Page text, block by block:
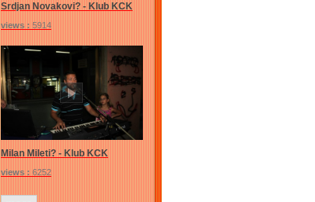
Srdjan Novakovi? - Klub KCK
views : 5914
Milan Mileti? - Klub KCK
views : 6252